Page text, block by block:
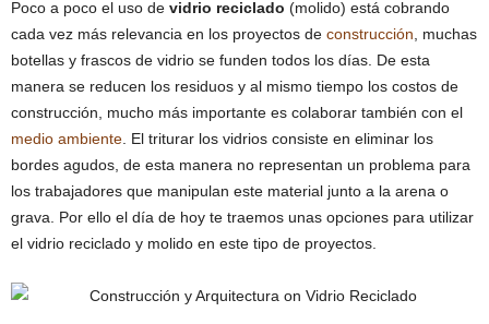
Poco a poco el uso de vidrio reciclado (molido) está cobrando
cada vez más relevancia en los proyectos de construcción , muchas
botellas y frascos de vidrio se funden todos los días. De esta
manera se reducen los residuos y al mismo tiempo los costos de
construcción, mucho más importante es colaborar también con el
medio ambiente . El triturar los vidrios consiste en eliminar los
bordes agudos, de esta manera no representan un problema para
los trabajadores que manipulan este material junto a la arena o
grava. Por ello el día de hoy te traemos unas opciones para utilizar
el vidrio reciclado y molido en este tipo de proyectos.